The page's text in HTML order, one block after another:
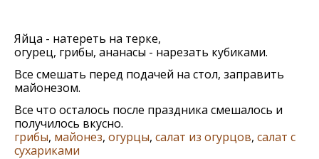
Яйца - натереть на терке,
огурец, грибы, ананасы - нарезать кубиками.
Все смешать перед подачей на стол, заправить
майонезом.
Все что осталось после праздника смешалось и
получилось вкусно.
грибы, майонез, огурцы, салат из огурцов, салат с
сухариками